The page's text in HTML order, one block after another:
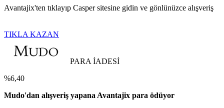
Avantajix'ten tıklayıp Casper sitesine gidin ve gönlünüzce alışveriş
TIKLA KAZAN
PARA İADESİ
%6,40
Mudo'dan alışveriş yapana Avantajix para ödüyor